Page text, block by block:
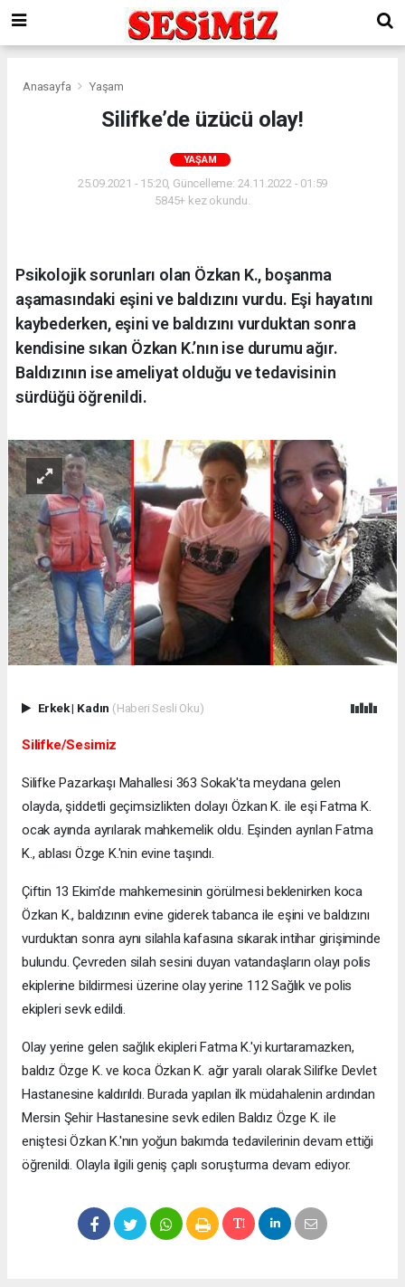
Anasayfa Yaşam
Silifke’de üzücü olay!
YAŞAM
25.09.2021 - 15:20, Güncelleme: 24.11.2022 - 01:59
5845+ kez okundu.
Psikolojik sorunları olan Özkan K., boşanma
aşamasındaki eşini ve baldızını vurdu. Eşi hayatını
kaybederken, eşini ve baldızını vurduktan sonra
kendisine sıkan Özkan K.’nın ise durumu ağır.
Baldızının ise ameliyat olduğu ve tedavisinin
sürdüğü öğrenildi.
Erkek| Kadın (Haberi Sesli Oku)
Silifke/Sesimiz
Silifke Pazarkaşı Mahallesi 363 Sokak'ta meydana gelen
olayda, şiddetli geçimsizlikten dolayı Özkan K. ile eşi Fatma K.
ocak ayında ayrılarak mahkemelik oldu. Eşinden ayrılan Fatma
K., ablası Özge K.'nin evine taşındı.
Çiftin 13 Ekim'de mahkemesinin görülmesi beklenirken koca
Özkan K., baldızının evine giderek tabanca ile eşini ve baldızını
vurduktan sonra aynı silahla kafasına sıkarak intihar girişiminde
bulundu. Çevreden silah sesini duyan vatandaşların olayı polis
ekiplerine bildirmesi üzerine olay yerine 112 Sağlık ve polis
ekipleri sevk edildi.
Olay yerine gelen sağlık ekipleri Fatma K.'yi kurtaramazken,
baldız Özge K. ve koca Özkan K. ağır yaralı olarak Silifke Devlet
Hastanesine kaldırıldı. Burada yapılan ilk müdahalenin ardından
Mersin Şehir Hastanesine sevk edilen Baldız Özge K. ile
eniştesi Özkan K.'nın yoğun bakımda tedavilerinin devam ettiği
öğrenildi. Olayla ilgili geniş çaplı soruşturma devam ediyor.